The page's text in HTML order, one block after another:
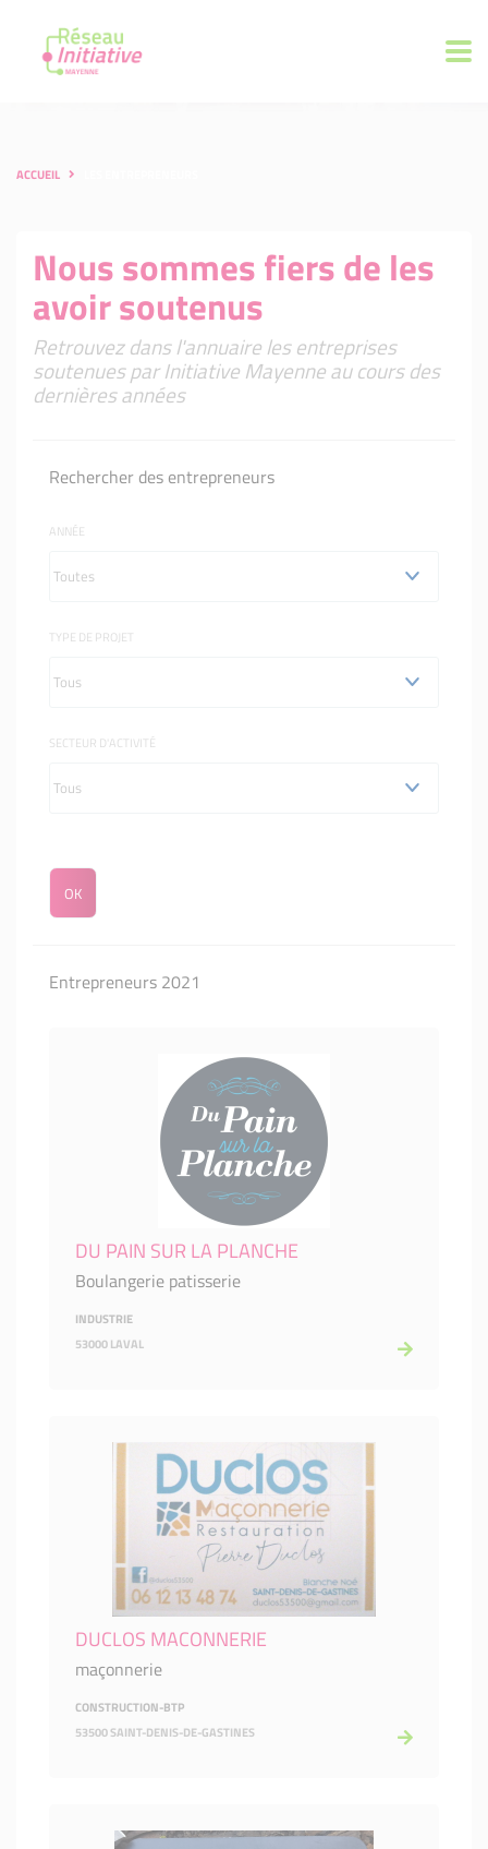
ACCUEIL
Nous sommes fiers de les
avoir soutenus
Retrouvez dans l'annuaire les entreprises
soutenues par Initiative Mayenne au cours des
dernières années
Rechercher des entrepreneurs
ANNÉE
TYPE DE PROJET
SECTEUR D'ACTIVITÉ
Entrepreneurs 2021
DU PAIN SUR LA PLANCHE
Boulangerie patisserie
INDUSTRIE
53000 LAVAL
DUCLOS MACONNERIE
maçonnerie
CONSTRUCTION-BTP
53500 SAINT-DENIS-DE-GASTINES